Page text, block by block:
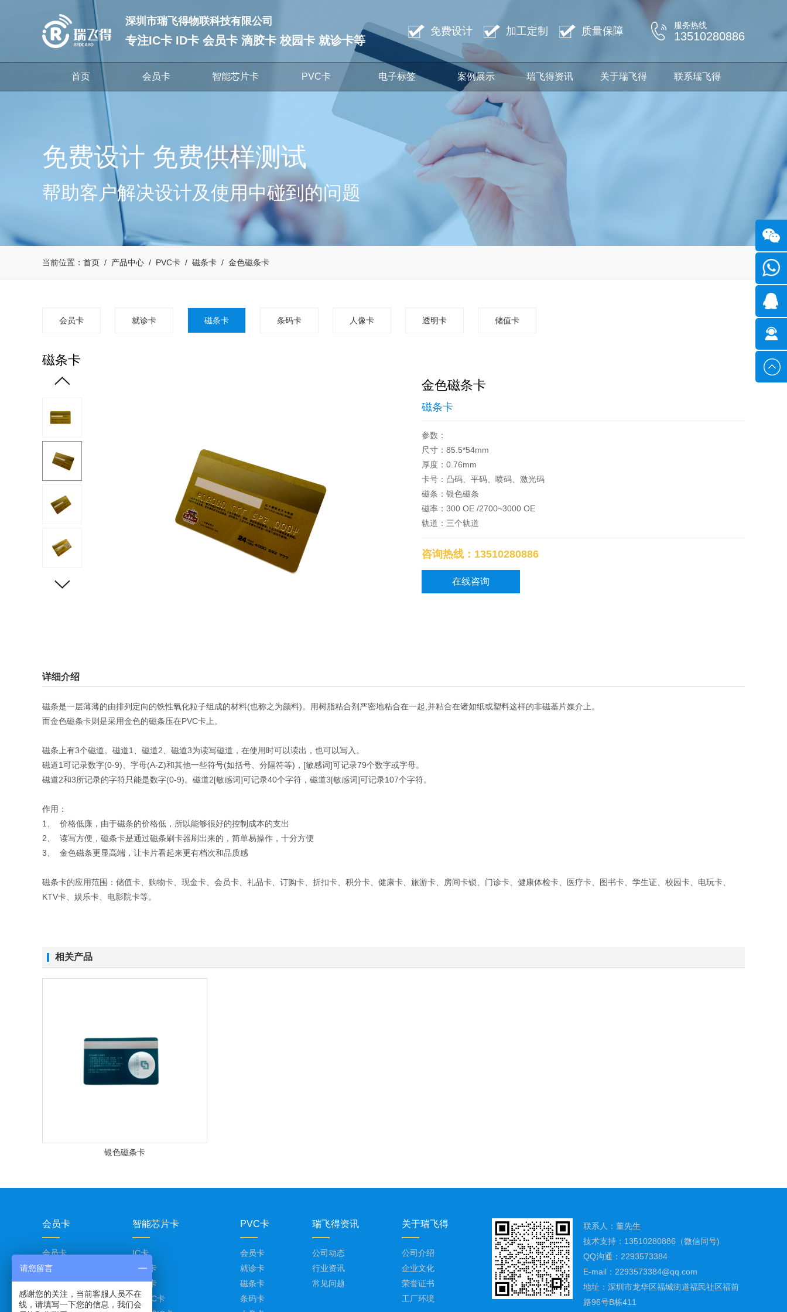
深圳市瑞飞得物联科技有限公司
专注IC卡 ID卡 会员卡 滴胶卡 校园卡 就诊卡等
服务热线
13510280886
免费设计 加工定制 质量保障
首页 会员卡 智能芯片卡 PVC卡 电子标签 案例展示 瑞飞得资讯 关于瑞飞得 联系瑞飞得
免费设计 免费供样测试
帮助客户解决设计及使用中碰到的问题
当前位置： 首页 / 产品中心 / PVC卡 / 磁条卡 / 金色磁条卡
会员卡 就诊卡 磁条卡 条码卡 人像卡 透明卡 储值卡
磁条卡
金色磁条卡
磁条卡
参数：
尺寸：85.5*54mm
厚度：0.76mm
卡号：凸码、平码、喷码、激光码
磁条：银色磁条
磁率：300 OE /2700~3000 OE
轨道：三个轨道
咨询热线：13510280886
在线咨询
详细介绍
磁条是一层薄薄的由排列定向的铁性氧化粒子组成的材料(也称之为颜料)。用树脂粘合剂严密地粘合在一起,并粘合在诸如纸或塑料这样的非磁基片媒介上。
而金色磁条卡则是采用金色的磁条压在PVC卡上。
磁条上有3个磁道。磁道1、磁道2、磁道3为读写磁道，在使用时可以读出，也可以写入。
磁道1可记录数字(0-9)、字母(A-Z)和其他一些符号(如括号、分隔符等)，[敏感词]可记录79个数字或字母。
磁道2和3所记录的字符只能是数字(0-9)。磁道2[敏感词]可记录40个字符，磁道3[敏感词]可记录107个字符。
作用：
1、 价格低廉，由于磁条的价格低，所以能够很好的控制成本的支出
2、 读写方便，磁条卡是通过磁条刷卡器刷出来的，简单易操作，十分方便
3、 金色磁条更显高端，让卡片看起来更有档次和品质感
磁条卡的应用范围：储值卡、购物卡、现金卡、会员卡、礼品卡、订购卡、折扣卡、积分卡、健康卡、旅游卡、房间卡锁、门诊卡、健康体检卡、医疗卡、图书卡、学生证、校园卡、电玩卡、
KTV卡、娱乐卡、电影院卡等。
相关产品
银色磁条卡
会员卡
会员卡
光面会员卡
金色会员卡
银色会员卡
智能芯片卡
IC卡
滴胶卡
门禁卡
校园IC卡
PVC卡
会员卡
就诊卡
磁条卡
条码卡
瑞飞得资讯
公司动态
行业资讯
常见问题
关于瑞飞得
公司介绍
企业文化
荣誉证书
工厂环境
联系人：董先生
技术支持：13510280886（微信同号)
QQ沟通：2293573384
E-mail：2293573384@qq.com
地址：深圳市龙华区福城街道福民社区福前
路96号B栋411
微信
在线咨
请您留言
感谢您的关注，当前客服人员不在
线，请填写一下您的信息，我们会